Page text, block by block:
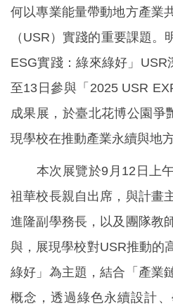
何以專業能量帶動地方產業
（USR）實踐的重要課題
ESG實踐：綠來綠好」USR
至13日參與「2025 USR
成果展，於臺北花博公園爭
現學校在推動產業永續與地
本次展覽於9月12日上午
祖華校長親自出席，與計畫
進隆副學務長，以及團隊教
與，展現學校對USR推動的
綠好」為主題，結合「產業
概念，透過綠色永續設計